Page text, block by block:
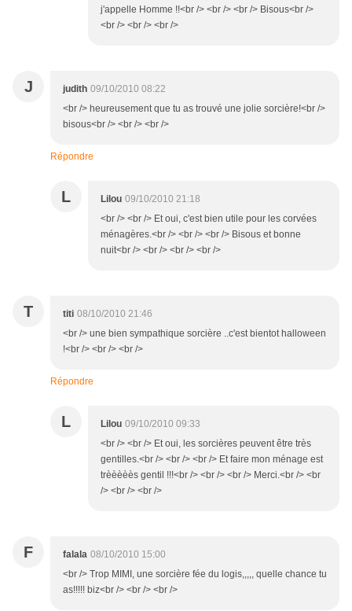
j'appelle Homme !!<br /> <br /> <br /> Bisous<br />
<br /> <br /> <br />
J judith 09/10/2010 08:22
<br /> heureusement que tu as trouvé une jolie sorcière!<br />
bisous<br /> <br /> <br />
Répondre
L Lilou 09/10/2010 21:18
<br /> <br /> Et oui, c'est bien utile pour les corvées
ménagères.<br /> <br /> <br /> Bisous et bonne
nuit<br /> <br /> <br /> <br />
T titi 08/10/2010 21:46
<br /> une bien sympathique sorcière ..c'est bientot halloween
!<br /> <br /> <br />
Répondre
L Lilou 09/10/2010 09:33
<br /> <br /> Et oui, les sorcières peuvent être très
gentilles.<br /> <br /> <br /> Et faire mon ménage est
trèèèèès gentil !!!<br /> <br /> <br /> Merci.<br /> <br
/> <br /> <br />
F falala 08/10/2010 15:00
<br /> Trop MIMI, une sorcière fée du logis,,,,, quelle chance tu
as!!!!! biz<br /> <br /> <br />